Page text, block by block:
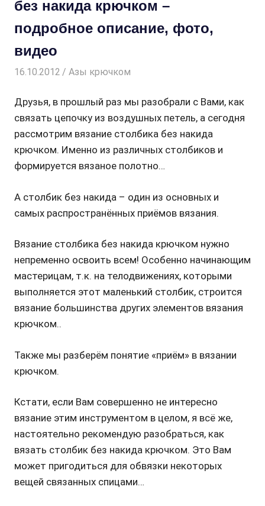
без накида крючком –
подробное описание, фото,
видео
16.10.2012 Творогова Елена
Азы крючком
Друзья, в прошлый раз мы разобрали с Вами, как
связать цепочку из воздушных петель, а сегодня
рассмотрим вязание столбика без накида
крючком. Именно из различных столбиков и
формируется вязаное полотно…
А столбик без накида – один из основных и
самых распространённых приёмов вязания.
Вязание столбика без накида крючком нужно
непременно освоить всем! Особенно начинающим
мастерицам, т.к. на телодвижениях, которыми
выполняется этот маленький столбик, строится
вязание большинства других элементов вязания
крючком..
Также мы разберём понятие «приём» в вязании
крючком.
Кстати, если Вам совершенно не интересно
вязание этим инструментом в целом, я всё же,
настоятельно рекомендую разобраться, как
вязать столбик без накида крючком. Это Вам
может пригодиться для обвязки некоторых
вещей связанных спицами…